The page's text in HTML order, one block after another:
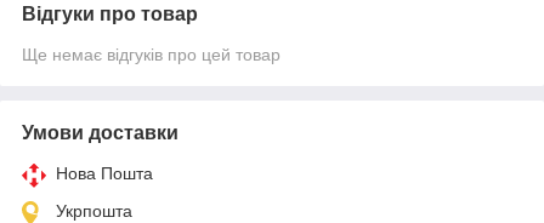
Відгуки про товар
Ще немає відгуків про цей товар
Умови доставки
Нова Пошта
Укрпошта